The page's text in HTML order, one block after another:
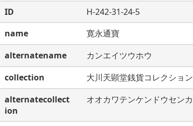
ID
H-242-31-24-5
name
寛永通寶
alternatename
カンエイツウホウ
collection
大川天顕堂銭貨コレクション
alternatecollect
ion
オオカワテンケンドウセン